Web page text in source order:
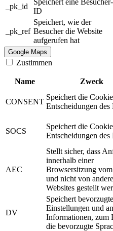
_pk_id
ID
_pk_ref
Speichert, wie der
Besucher die Website
aufgerufen hat
Google Maps
Zustimmen
Name Zweck
CONSENT
Speichert die
Entscheidungen des
SOCS
Speichert die
Entscheidungen des
AEC
Stellt sicher, dass
innerhalb einer
Browsersitzung
und nicht von
Websites gestellt
DV
Speichert bevorzugte
Einstellungen und
Informationen, zum
die bevorzugte